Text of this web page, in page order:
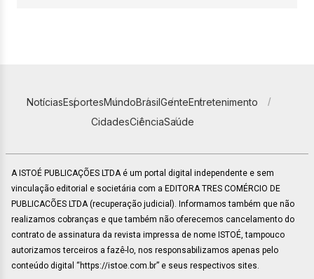
NotíciasEsportesMundoBrasilGenteEntretenimento
CidadesCiênciaSaúde
A ISTOÉ PUBLICAÇÕES LTDA é um portal digital independente e sem
vinculação editorial e societária com a EDITORA TRES COMÉRCIO DE
PUBLICACÕES LTDA (recuperação judicial). Informamos também que não
realizamos cobranças e que também não oferecemos cancelamento do
contrato de assinatura da revista impressa de nome ISTOÉ, tampouco
autorizamos terceiros a fazê-lo, nos responsabilizamos apenas pelo
conteúdo digital “https://istoe.com.br” e seus respectivos sites.